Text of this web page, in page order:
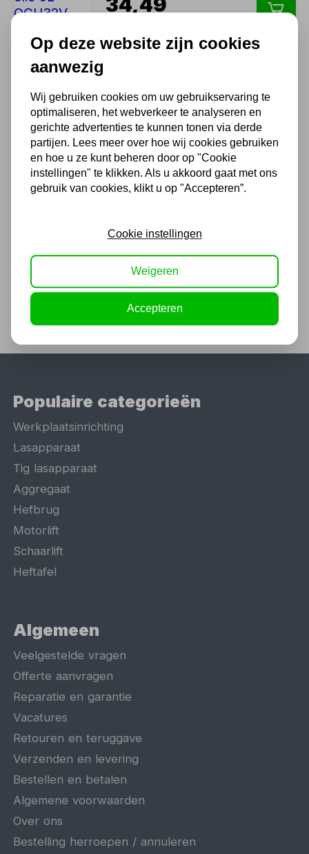
Niet uit voorraad leverbaar
5.142,50
4.250,00 excl. BTW
Falco hydraulische olie 20L
117,98
97,50 excl. BTW
Populaire categorieën
Werkplaatsinrichting
Lasapparaat
Tig lasapparaat
Aggregaat
Hefbrug
Motorlift
Schaarlift
Heftafel
Algemeen
Veelgestelde vragen
Offerte aanvragen
Reparatie en garantie
Vacatures
Retouren en teruggave
Verzenden en levering
Bestellen en betalen
Algemene voorwaarden
Over ons
Bestelling herroepen / annuleren
Op deze website zijn cookies
aanwezig
Wij gebruiken cookies om uw gebruikservaring te
optimaliseren, het webverkeer te analyseren en
gerichte advertenties te kunnen tonen via derde
partijen. Lees meer over hoe wij cookies gebruiken
en hoe u ze kunt beheren door op "Cookie
instellingen" te klikken. Als u akkoord gaat met ons
gebruik van cookies, klikt u op "Accepteren”.
Cookie instellingen
Weigeren
Accepteren